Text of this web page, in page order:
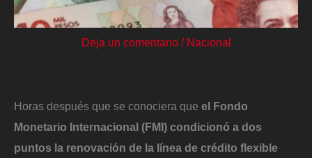
Deja un comentario / Nacional
Horas después que se conociera que el Fondo
Monetario Internacional (FMI) condicionó a dos
puntos la renovación de la línea de crédito flexible